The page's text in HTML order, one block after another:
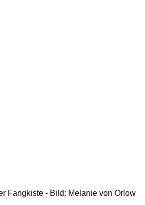
Fangkiste - Bild: Melanie von Orlow